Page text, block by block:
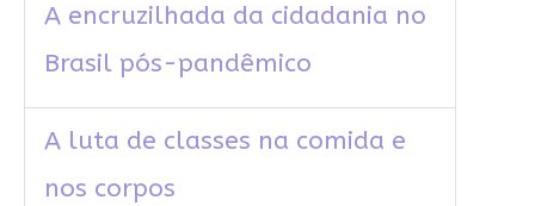
A encruzilhada da cidadania no
Brasil pós-pandêmico
A luta de classes na comida e
nos corpos